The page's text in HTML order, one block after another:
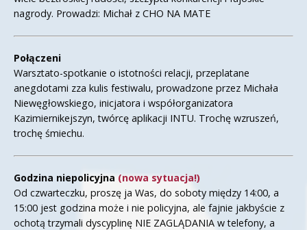
nagrody. Prowadzi: Michał z CHO NA MATE
Połączeni
Warsztato-spotkanie o istotności relacji, przeplatane
anegdotami zza kulis festiwalu, prowadzone przez Michała
Niewęgłowskiego, inicjatora i współorganizatora
Kazimiernikejszyn, twórcę aplikacji INTU. Trochę wzruszeń,
trochę śmiechu.
Godzina niepolicyjna (nowa sytuacja!)
Od czwarteczku, proszę ja Was, do soboty między 14:00, a
15:00 jest godzina może i nie policyjna, ale fajnie jakbyście z
ochotą trzymali dyscyplinę NIE ZAGLĄDANIA w telefony, a